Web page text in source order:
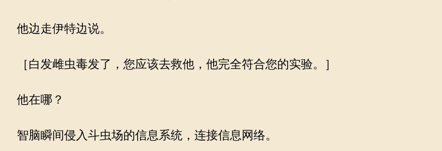
他边走伊特边说。
［白发雌虫毒发了，您应该去救他，他完全符合您的实验。］
他在哪？
智脑瞬间侵入斗虫场的信息系统，连接信息网络。